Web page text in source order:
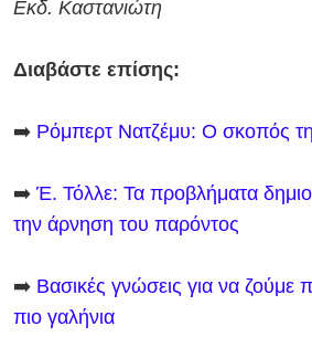
Εκδ. Καστανιώτη
Διαβάστε επίσης:
➡️ Ρόμπερτ Νατζέμυ: Ο σκοπός
➡️ Έ. Τόλλε: Τα προβλήματα
την άρνηση του παρόντος
➡️ Βασικές γνώσεις για να ζούμε
πιο γαλήνια